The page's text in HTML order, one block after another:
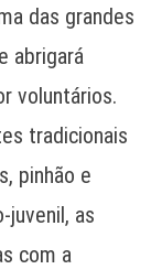
das grandes
abrigará
voluntários.
tradicionais
pinhão e
juvenil, as
com a